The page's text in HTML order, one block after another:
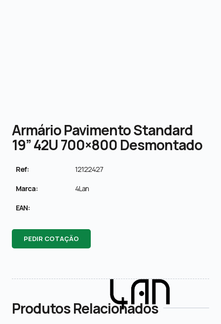
Armário Pavimento Standard
19” 42U 700×800 Desmontado
Ref: 12122427
Marca: 4Lan
EAN:
PEDIR COTAÇÃO
Produtos Relacionados